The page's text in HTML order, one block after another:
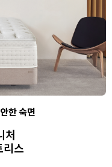
한 숙면
처
리스